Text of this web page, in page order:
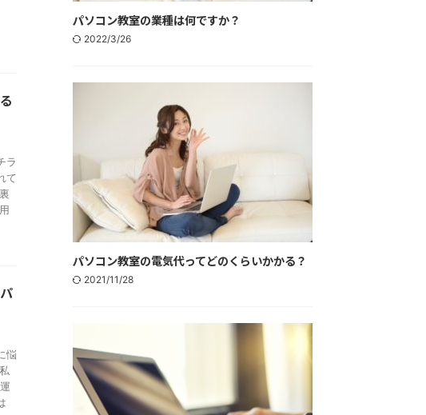
ラ
て
悩
パソコン教室の業種は何ですか？
2022/3/26
パソコン教室の電気代ってどのくらいかかる？
2021/11/28